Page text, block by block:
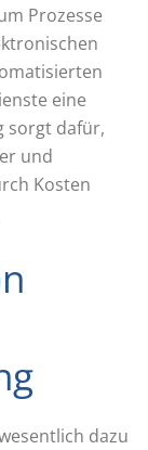
Prozesse
eine
sorgt dafür,
und
Kosten
dazu